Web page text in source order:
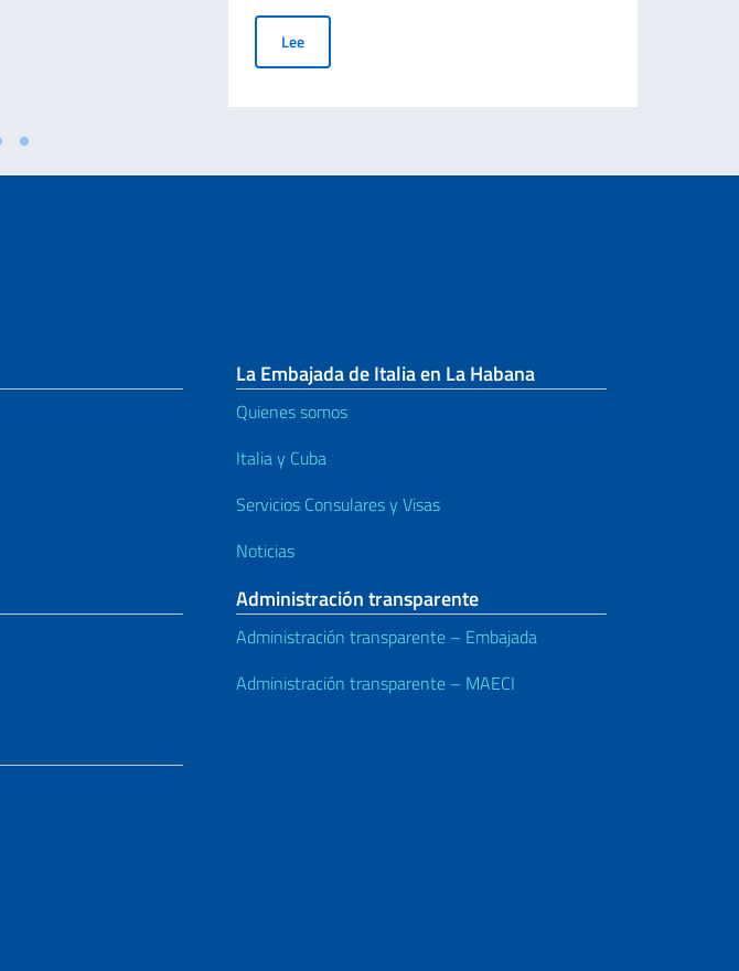
LeeConvocatoria pública para la concesión de subvenciones a
La Embajada de Italia en La Habana
Quienes somos
Italia y Cuba
Servicios Consulares y Visas
Noticias
Administración transparente
Administración transparente – Embajada
Administración transparente – MAECI